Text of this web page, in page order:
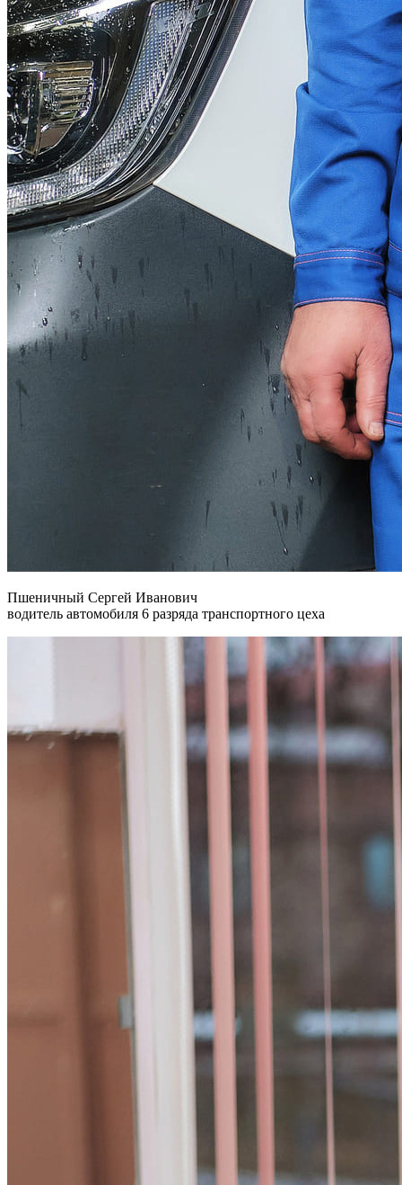
Пшеничный Сергей Иванович
водитель автомобиля 6 разряда транспортного цеха